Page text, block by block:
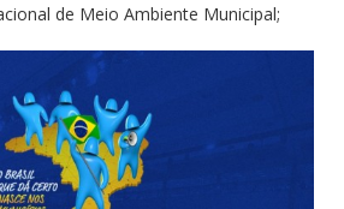
de Meio Ambiente Municipal;